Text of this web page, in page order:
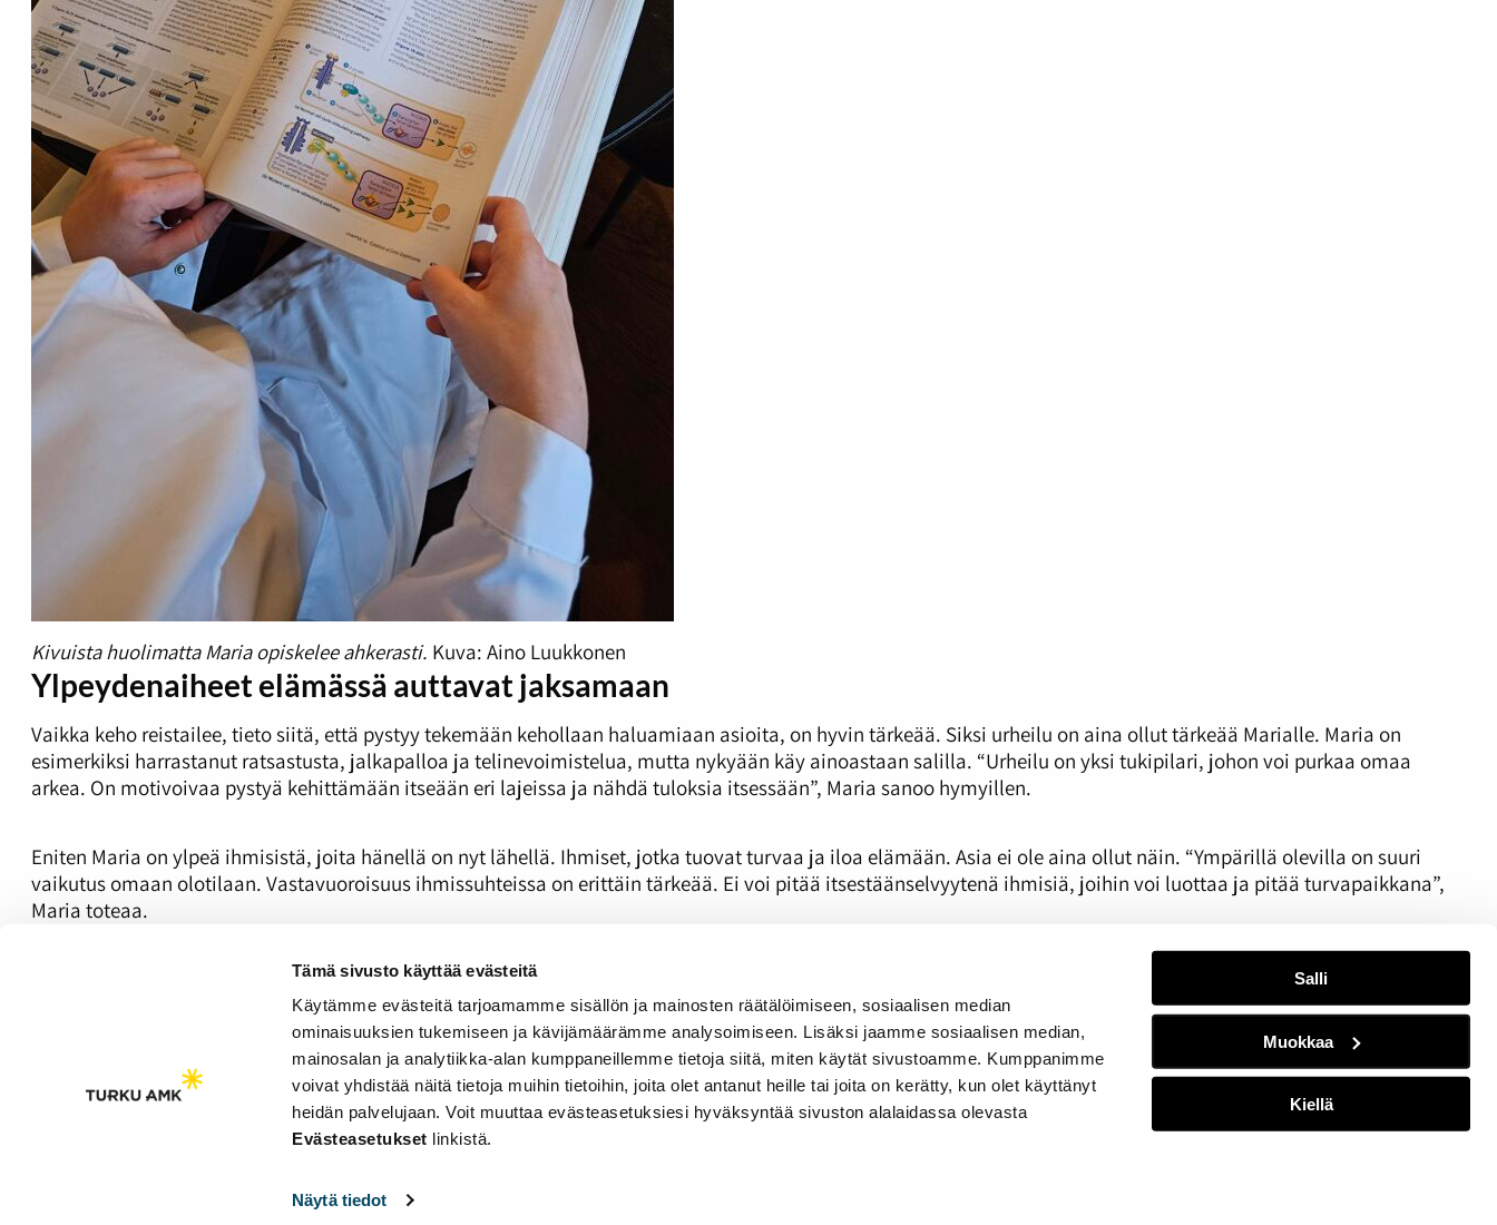
Tämä sivusto käyttää evästeitä
Käytämme evästeitä tarjoamamme sisällön ja mainosten räätälöimiseen, sosiaalisen median
ominaisuuksien tukemiseen ja kävijämäärämme analysoimiseen. Lisäksi jaamme sosiaalisen median,
mainosalan ja analytiikka-alan kumppaneillemme tietoja siitä, miten käytät sivustoamme. Kumppanimme
voivat yhdistää näitä tietoja muihin tietoihin, joita olet antanut heille tai joita on kerätty, kun olet käyttänyt
heidän palvelujaan. Voit muuttaa evästeasetuksiesi hyväksyntää sivuston alalaidassa olevasta
Evästeasetukset linkistä.
Näytä tiedot
Salli
Muokkaa
Kiellä
Kivuista huolimatta Maria opiskelee ahkerasti. Kuva: Aino Luukkonen
Ylpeydenaiheet elämässä auttavat jaksamaan
Vaikka keho reistailee, tieto siitä, että pystyy tekemään kehollaan haluamiaan asioita, on hyvin tärkeää. Siksi urheilu on aina ollut tärkeää Marialle. Maria on
esimerkiksi harrastanut ratsastusta, jalkapalloa ja telinevoimistelua, mutta nykyään käy ainoastaan salilla. “Urheilu on yksi tukipilari, johon voi purkaa omaa
arkea. On motivoivaa pystyä kehittämään itseään eri lajeissa ja nähdä tuloksia itsessään”, Maria sanoo hymyillen.
Eniten Maria on ylpeä ihmisistä, joita hänellä on nyt lähellä. Ihmiset, jotka tuovat turvaa ja iloa elämään. Asia ei ole aina ollut näin. “Ympärillä olevilla on suuri
vaikutus omaan olotilaan. Vastavuoroisuus ihmissuhteissa on erittäin tärkeää. Ei voi pitää itsestäänselvyytenä ihmisiä, joihin voi luottaa ja pitää turvapaikkana”,
Maria toteaa.
Yksi suuri ylpeyden aihe on Marian oma asenne elämään. Se myös huokuu koko haastattelun läpi. Maria nauroi jatkuvasti haastattelun aikana, vaikka puhuttiinkin
vaikeasta asiasta. “Olen itse tuonut itseni tähän pisteeseen kaikkien haasteiden läpi ja kukaan ei ole pystynyt sitä puolestani tekemään. Olen eniten ylpeä
itsestäni”, Maria sanoo hymyillen.
Marian nimi on muutettu asian arkaluontoisuuden takia. Oikea henkilöllisyys on toimituksen tiedossa.